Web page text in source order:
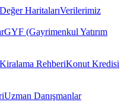
Değer HaritalarıVerilerimiz
GYF (Gayrimenkul Yatırım
Kiralama RehberiKonut Kredisi
Uzman Danışmanlar